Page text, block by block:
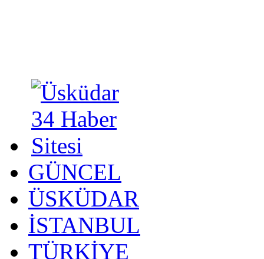
GÜNCEL
ÜSKÜDAR
İSTANBUL
TÜRKİYE